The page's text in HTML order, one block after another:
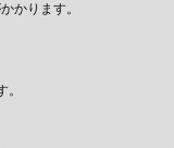
かります。
。